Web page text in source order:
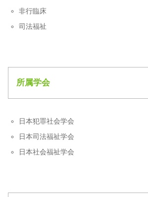
非行臨床
司法福祉
所属学会
日本犯罪社会学会
日本司法福祉学会
日本社会福祉学会